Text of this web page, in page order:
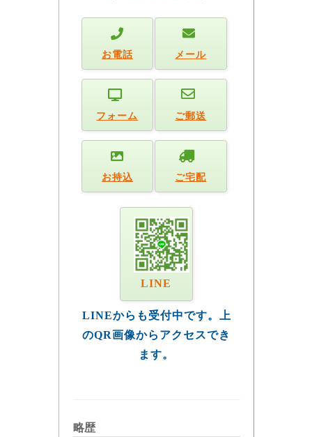
お電話 メール
フォーム ご郵送
お持込 ご宅配
LINE
LINEからも受付中です。上
のQR画像からアクセスでき
ます。
略歴